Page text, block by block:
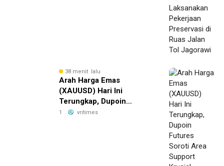
38 menit lalu
Arah Harga Emas
(XAUUSD) Hari Ini
Terungkap, Dupoin
Futures Soroti Area
1 vritimes